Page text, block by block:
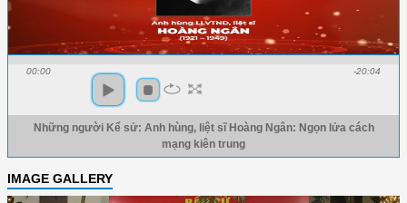
00:00 -20:04
Những người Kể sử: Anh hùng, liệt sĩ Hoàng Ngân: Ngọn lửa cách
mạng kiên trung
IMAGE GALLERY